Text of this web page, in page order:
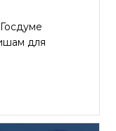
для